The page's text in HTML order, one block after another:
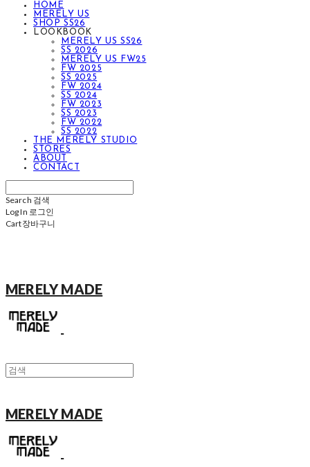
HOME
MERELY US
SHOP SS26
LOOKBOOK
MERELY US SS26
SS 2026
MERELY US FW25
FW 2025
SS 2025
FW 2024
SS 2024
FW 2023
SS 2023
FW 2022
SS 2022
THE MERELY STUDIO
STORES
ABOUT
CONTACT
Search 검색
Log In 로그인
Cart장바구니
MERELY MADE
MERELY MADE